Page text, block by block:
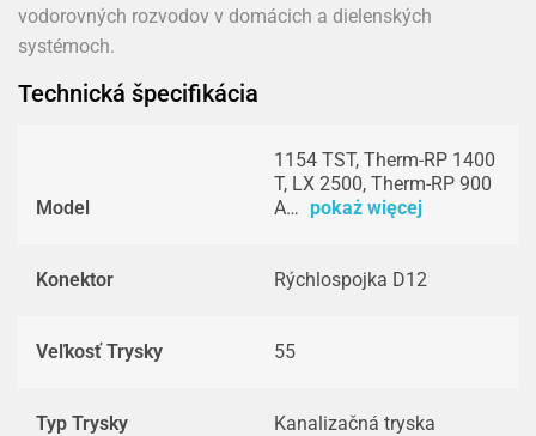
vodorovných rozvodov v domácich a dielenských
systémoch.
Technická špecifikácia
Model
1154 TST, Therm-RP 1400
T, LX 2500, Therm-RP 900
A… pokaż więcej
Konektor Rýchlospojka D12
Veľkosť Trysky 55
Typ Trysky Kanalizačná tryska